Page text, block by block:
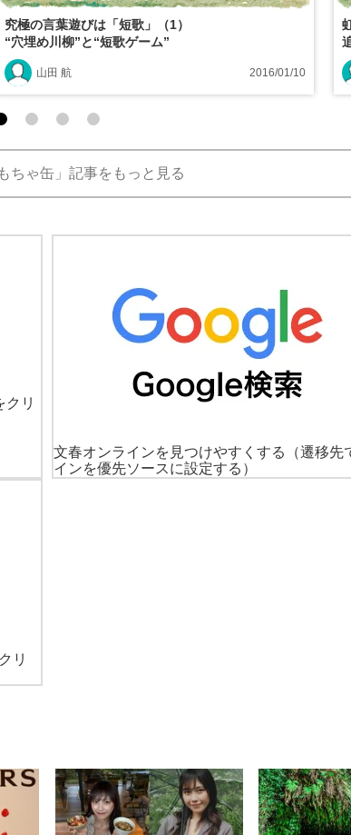
究極の言葉遊びは「短歌」（1）
“穴埋め川柳”と“短歌ゲーム”
山田 航 2016/01/10
ちゃ缶」記事をもっと見る
クリ
文春オンラインを見つけやすくする
（遷移
インを優先ソースに設定する）
リ